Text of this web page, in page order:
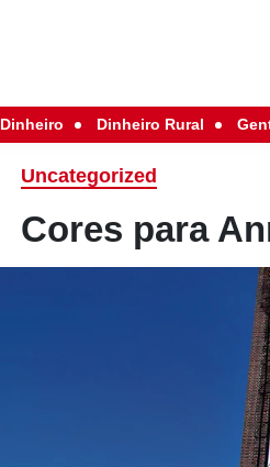
Dinheiro Dinheiro Rural
Uncategorized
Cores para